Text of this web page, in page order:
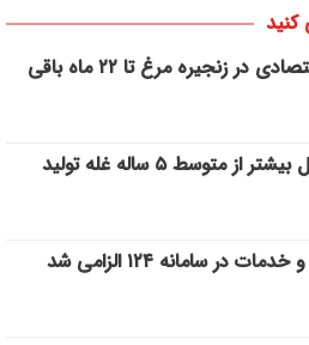
اثر شوک‌های اقتصادی در زنجیره مرغ تا ۲۲ ماه باقی
فائو: ایران امسال بیشتر از متوسط ۵ ساله غله تولید
در سامانه ۱۲۴ الزامی شد